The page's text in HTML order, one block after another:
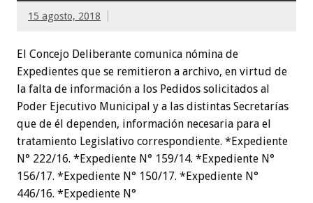
15 agosto, 2018
El Concejo Deliberante comunica nómina de
Expedientes que se remitieron a archivo, en virtud de
la falta de información a los Pedidos solicitados al
Poder Ejecutivo Municipal y a las distintas Secretarías
que de él dependen, información necesaria para el
tratamiento Legislativo correspondiente. *Expediente
N° 222/16. *Expediente N° 159/14. *Expediente N°
156/17. *Expediente N° 150/17. *Expediente N°
446/16. *Expediente N°